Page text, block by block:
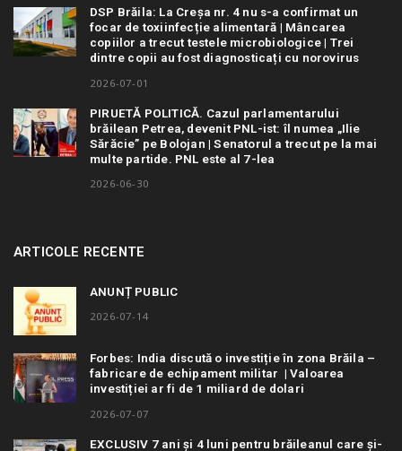
DSP Brăila: La Creșa nr. 4 nu s-a confirmat un
focar de toxiinfecție alimentară | Mâncarea
copiilor a trecut testele microbiologice | Trei
dintre copii au fost diagnosticați cu norovirus
2026-07-01
PIRUETĂ POLITICĂ. Cazul parlamentarului
brăilean Petrea, devenit PNL-ist: îl numea „Ilie
Sărăcie” pe Bolojan | Senatorul a trecut pe la mai
multe partide. PNL este al 7-lea
2026-06-30
ARTICOLE RECENTE
ANUNȚ PUBLIC
2026-07-14
Forbes: India discută o investiție în zona Brăila –
fabricare de echipament militar | Valoarea
investiției ar fi de 1 miliard de dolari
2026-07-07
EXCLUSIV 7 ani și 4 luni pentru brăileanul care și-